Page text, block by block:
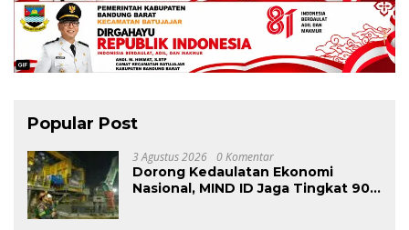
Popular Post
3 Agustus 2026 0 Komentar
Dorong Kedaulatan Ekonomi
Nasional, MIND ID Jaga Tingkat 90%